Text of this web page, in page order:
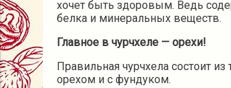
хочет быть здоровым. Ведь
белка и минеральных веществ.
Главное в чурчхеле — орехи!
Правильная чурчхела состоит
орехом и с фундуком.